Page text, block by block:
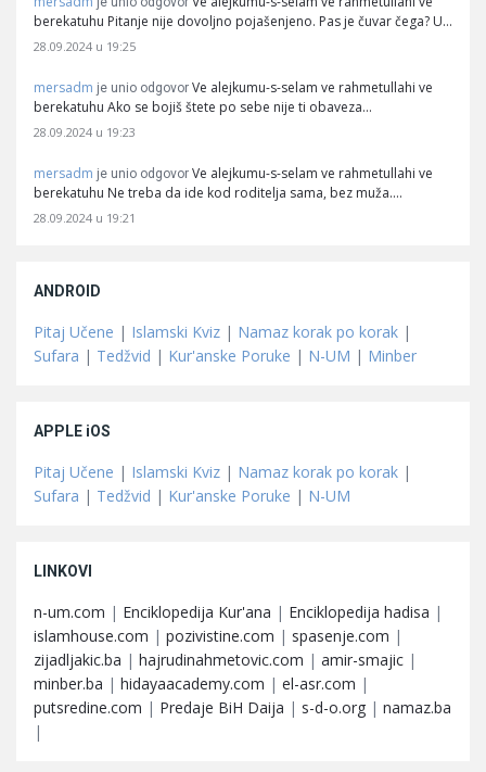
berekatuhu Pitanje nije dovoljno pojašenjeno. Pas je čuvar čega? U…
28.09.2024 u 19:25
mersadm je unio odgovor Ve alejkumu-s-selam ve rahmetullahi ve
berekatuhu Ako se bojiš štete po sebe nije ti obaveza…
28.09.2024 u 19:23
mersadm je unio odgovor Ve alejkumu-s-selam ve rahmetullahi ve
berekatuhu Ne treba da ide kod roditelja sama, bez muža.…
28.09.2024 u 19:21
ANDROID
Pitaj Učene | Islamski Kviz | Namaz korak po korak |
Sufara | Tedžvid | Kur'anske Poruke | N-UM | Minber
APPLE iOS
Pitaj Učene | Islamski Kviz | Namaz korak po korak |
Sufara | Tedžvid | Kur'anske Poruke | N-UM
LINKOVI
n-um.com | Enciklopedija Kur'ana | Enciklopedija hadisa |
islamhouse.com | pozivistine.com | spasenje.com |
zijadljakic.ba | hajrudinahmetovic.com | amir-smajic |
minber.ba | hidayaacademy.com | el-asr.com |
putsredine.com | Predaje BiH Daija | s-d-o.org | namaz.ba
|